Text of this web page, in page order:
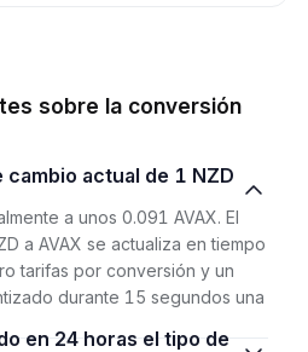
sobre la conversión
a unos 0.091 AVAX. El
a AVAX se actualiza en tiempo
tarifas por conversión y un
durante 15 segundos una